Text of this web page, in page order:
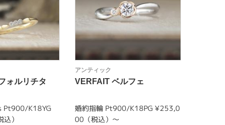
ォルリチタ
Pt900/K18YG
）
アンティック
VERFAIT ベルフェ
婚約指輪 Pt900/K18PG ¥253,0
00（税込）～